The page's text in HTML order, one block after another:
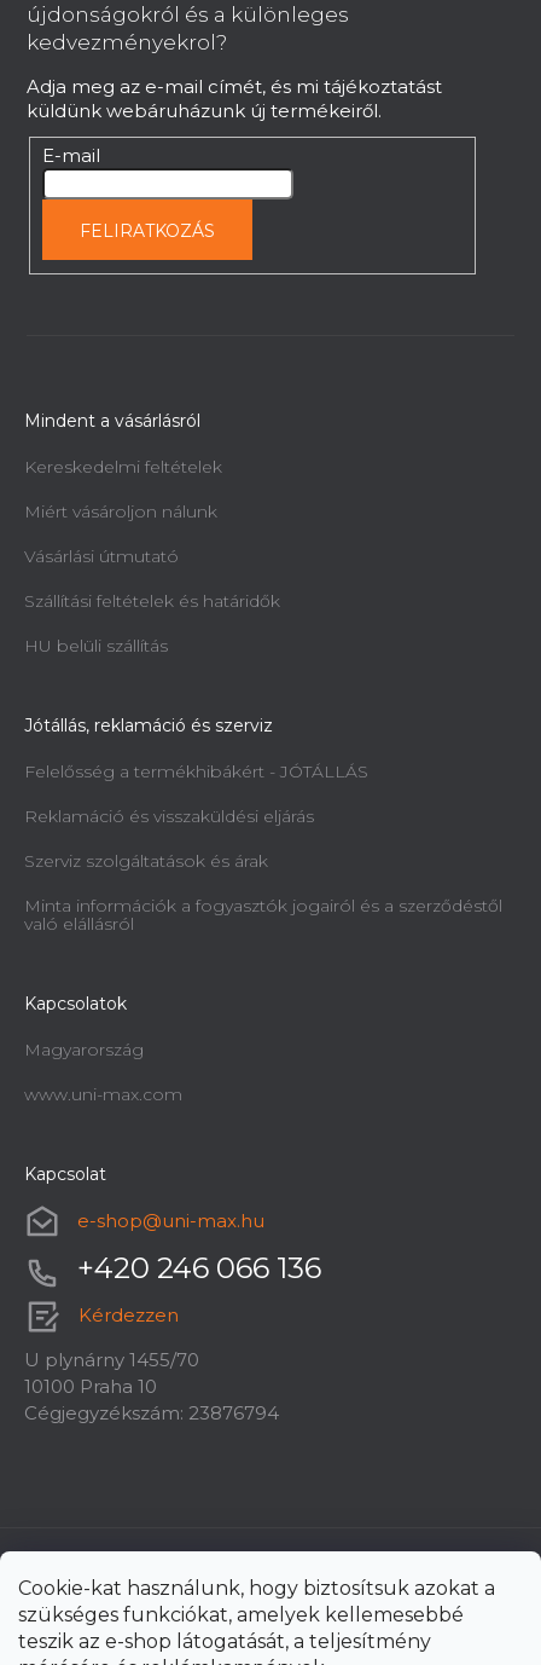
Cookie-kat használunk, hogy biztosítsuk azokat a
szükséges funkciókat, amelyek kellemesebbé
teszik az e-shop látogatását, a teljesítmény
újdonságokról és a különleges
kedvezményekrol?
Adja meg az e-mail címét, és mi tájékoztatást
küldünk webáruházunk új termékeiről.
E-mail
FELIRATKOZÁS
Mindent a vásárlásról
Kereskedelmi feltételek
Miért vásároljon nálunk
Vásárlási útmutató
Szállítási feltételek és határidők
HU belüli szállítás
Jótállás, reklamáció és szerviz
Felelősség a termékhibákért - JÓTÁLLÁS
Reklamáció és visszaküldési eljárás
Szerviz szolgáltatások és árak
Minta információk a fogyasztók jogairól és a szerződéstől
való elállásról
Kapcsolatok
Magyarország
www.uni-max.com
Kapcsolat
e-shop@uni-max.hu
+420 246 066 136
Kérdezzen
U plynárny 1455/70
10100 Praha 10
Cégjegyzékszám: 23876794